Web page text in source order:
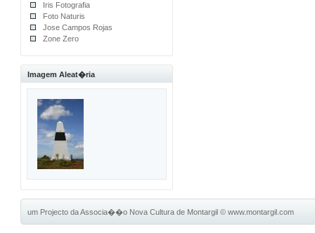
Iris Fotografia
Foto Naturis
Jose Campos Rojas
Zone Zero
Imagem Aleat�ria
um Projecto da Associa��o Nova Cultura de Montargil©www.montargil.com